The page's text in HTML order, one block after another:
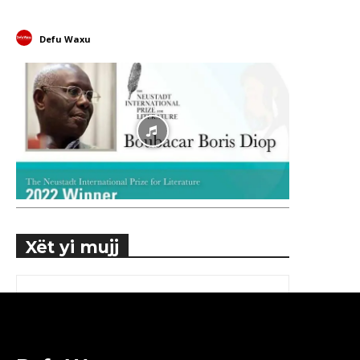
Defu Waxu
Xët yi mujj